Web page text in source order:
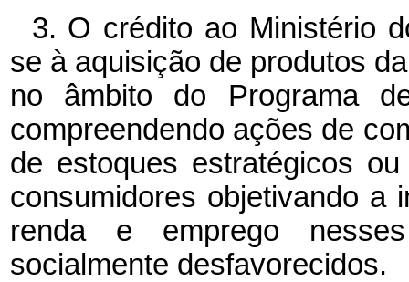
3. O crédito ao Ministério
se à aquisição de produtos
no âmbito do Programa
compreendendo ações de
de estoques estratégicos
consumidores objetivando a
renda e emprego
socialmente desfavorecidos.